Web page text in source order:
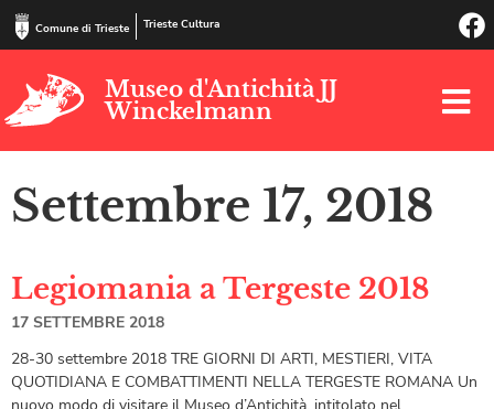
Comune di Trieste Trieste Cultura
Museo d'Antichità JJ
Winckelmann
Settembre 17, 2018
Legiomania a Tergeste 2018
17 SETTEMBRE 2018
28-30 settembre 2018 TRE GIORNI DI ARTI, MESTIERI, VITA
QUOTIDIANA E COMBATTIMENTI NELLA TERGESTE ROMANA Un